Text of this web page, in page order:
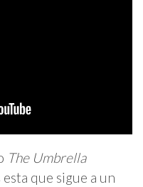
The Umbrella
que sigue a un